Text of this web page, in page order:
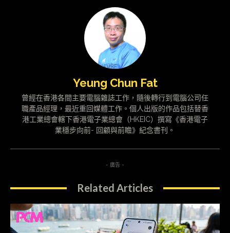
Yeung Chun Fat
曾經在香港各間主要電腦雜誌工作，隨後轉行到電腦公司任
職產品經理，最近重回媒體工作。個人出版的作品包括替香
港工業總會轄下香港電子業總會（HKEIC）撰寫《香港電子
業穩步向前- 回顧與前瞻》紀念書刊。
- 廣告 -
Related Articles